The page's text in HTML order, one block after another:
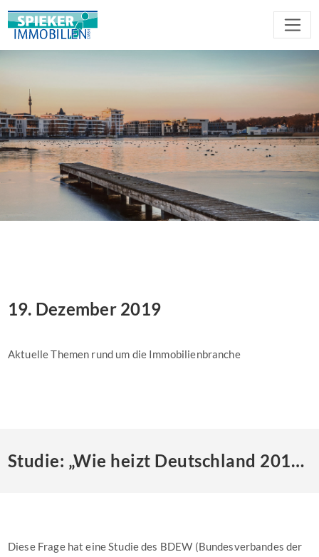
19. Dezember 2019
Aktuelle Themen rund um die Immobilienbranche
Studie: „Wie heizt Deutschland 2019?“
Diese Frage hat eine Studie des BDEW (Bundesverbandes der